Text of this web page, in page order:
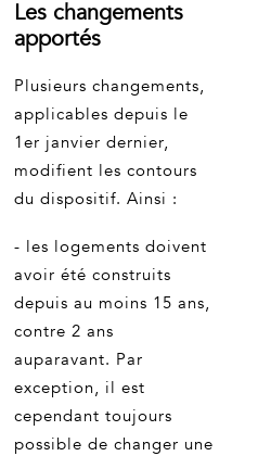
Les changements
apportés
Plusieurs changements,
applicables depuis le
1er janvier dernier,
modifient les contours
du dispositif. Ainsi :
- les logements doivent
avoir été construits
depuis au moins 15 ans,
contre 2 ans
auparavant. Par
exception, il est
cependant toujours
possible de changer une